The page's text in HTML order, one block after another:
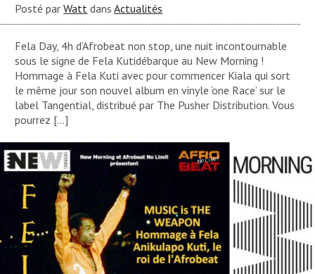
Posté parWatt dansActualités
Fela Day, 4h d’Afrobeat non stop, une nuit incontournable
sous le signe de Fela Kutidébarque au New Morning !
Hommage à Fela Kuti avec pour commencer Kiala qui sort
le même jour son nouvel album en vinyle ‘one Race’ sur le
label Tangential, distribué par The Pusher Distribution. Vous
pourrez […]